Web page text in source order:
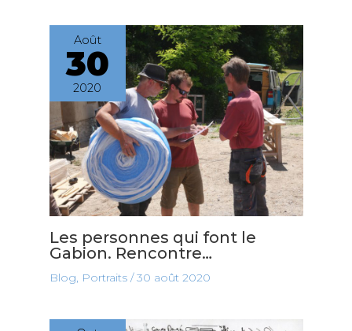
Août
30
2020
Les personnes qui font le
Gabion. Rencontre…
Blog Portraits/30 août 2020